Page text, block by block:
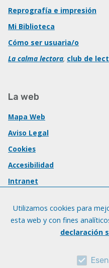
Reprografía e impresión
Mi Biblioteca
Cómo ser usuaria/o
La calma lectora, club de
La web
Mapa Web
Aviso Legal
Cookies
Accesibilidad
Intranet
Utilizamos cookies para
esta web y con fines
declaración